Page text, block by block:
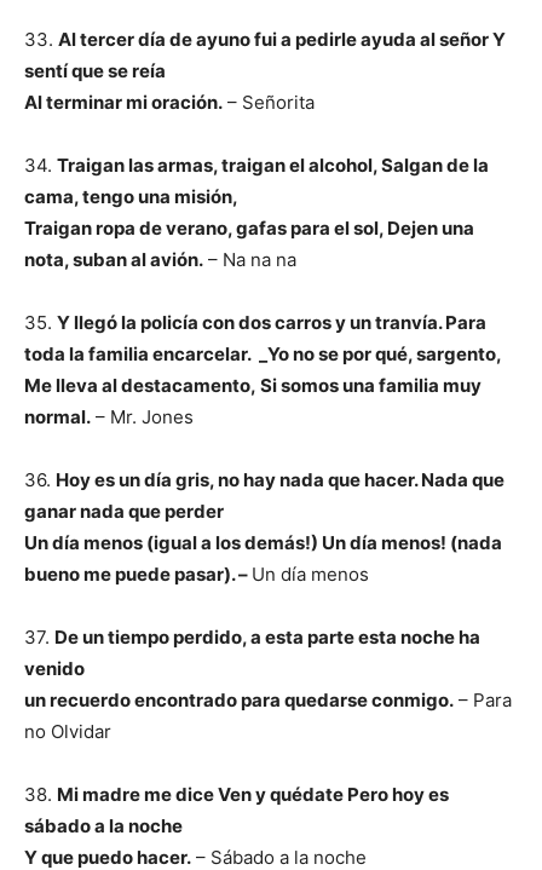
33. Al tercer día de ayuno fui a pedirle ayuda al señor Y
sentí que se reía
Al terminar mi oración. – Señorita
34. Traigan las armas, traigan el alcohol, Salgan de la
cama, tengo una misión,
Traigan ropa de verano, gafas para el sol, Dejen una
nota, suban al avión. – Na na na
35. Y llegó la policía con dos carros y un tranvía. Para
toda la familia encarcelar. _Yo no se por qué, sargento,
Me lleva al destacamento, Si somos una familia muy
normal. – Mr. Jones
36. Hoy es un día gris, no hay nada que hacer. Nada que
ganar nada que perder
Un día menos (igual a los demás!) Un día menos! (nada
bueno me puede pasar). – Un día menos
37. De un tiempo perdido, a esta parte esta noche ha
venido
un recuerdo encontrado para quedarse conmigo. – Para
no Olvidar
38. Mi madre me dice Ven y quédate Pero hoy es
sábado a la noche
Y que puedo hacer. – Sábado a la noche